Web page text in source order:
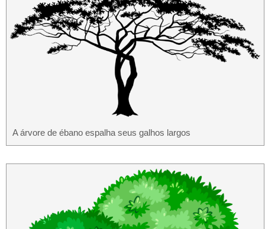
A árvore de ébano espalha seus galhos largos